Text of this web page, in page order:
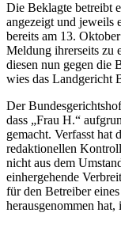
Die Beklagte betreibt
angezeigt und jeweils
bereits am 13.
Meldung ihrerseits zu
diesen nun gegen die
wies das Landgericht
Der
dass „Frau H.“
gemacht. Verfasst hat
redaktionellen
nicht aus dem
einhergehende
für den Betreiber
herausgenommen